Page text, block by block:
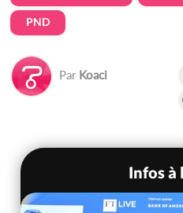
PND
Par Koaci
Infos à